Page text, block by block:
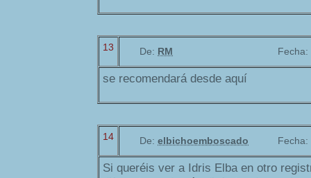
13 De: RM Fecha:
se recomendará desde aquí
14 De: elbichoemboscado Fecha:
Si queréis ver a Idris Elba en otro